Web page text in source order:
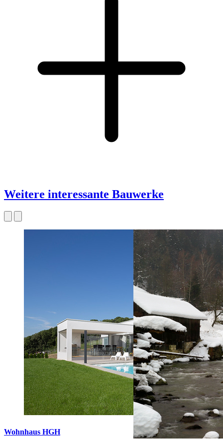
Weitere interessante Bauwerke
Wohnhaus HGH